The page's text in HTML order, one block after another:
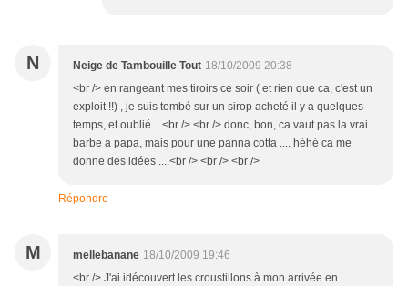
N Neige de Tambouille Tout 18/10/2009 20:38
<br /> en rangeant mes tiroirs ce soir ( et rien que ca, c'est un
exploit !!) , je suis tombé sur un sirop acheté il y a quelques
temps, et oublié ...<br /> <br /> donc, bon, ca vaut pas la vrai
barbe a papa, mais pour une panna cotta .... héhé ca me
donne des idées ....<br /> <br /> <br />
Répondre
M mellebanane 18/10/2009 19:46
<br /> J'ai idécouvert les croustillons à mon arrivée en